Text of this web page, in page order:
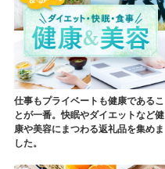
仕事もプライベートも健康であるこ
とが一番。快眠やダイエットなど健
康や美容にまつわる返礼品を集めま
した。